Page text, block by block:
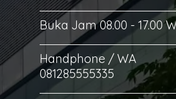
Buka Jam 08.00 - 17.00
Handphone / WA
081285555335